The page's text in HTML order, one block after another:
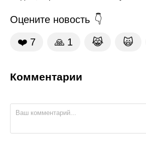
Оцените новость
❤️ 7 🙏 1 😹 🙀
Комментарии